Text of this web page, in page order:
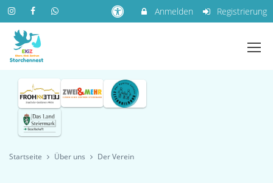
Anmelden Registrierung
Startseite Über uns Der Verein